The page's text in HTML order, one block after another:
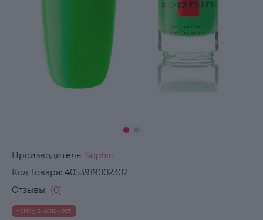
Производитель: Sophin
Код Товара: 4053919002302
Отзывы: (0)
Немає в наявності